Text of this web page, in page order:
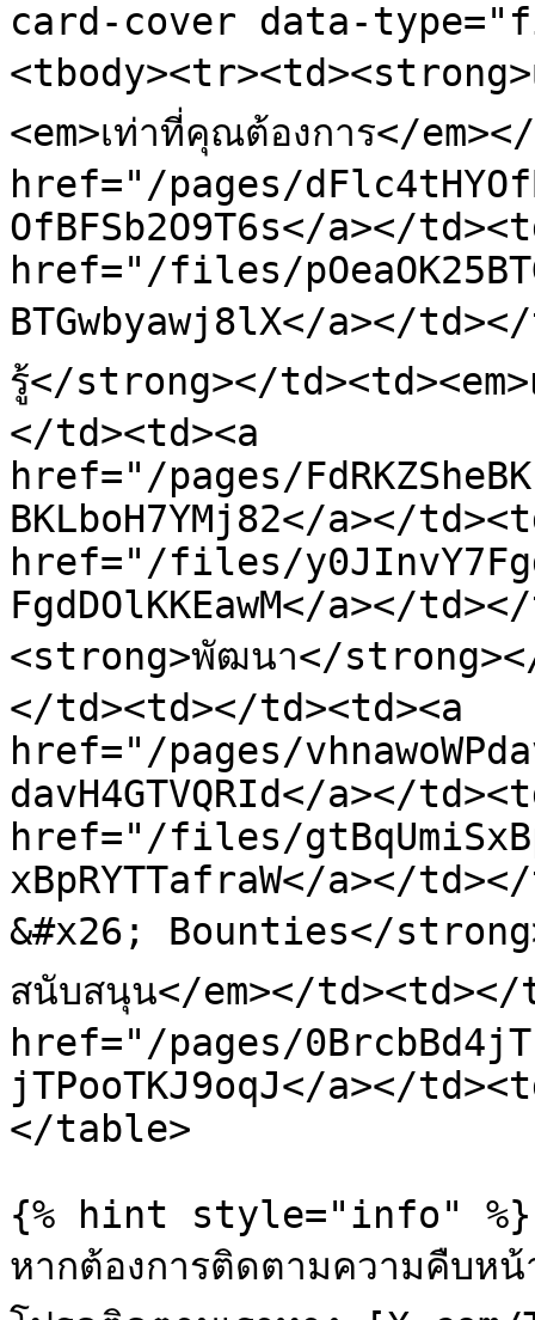
card-cover data-
<em>เท่าที่คุณต้องการ</
href="/pages/
OfBFSb2O9T6s</a></
href="/files/
BTGwbyawj8lX</a></
รู้</strong></
</td><td><a
href="/pages/
BKLboH7YMj82</a></
href="/files/
FgdDOlKKEawM</a></
<strong>พัฒนา</strong></
</td><td></td><td><a
href="/pages/
davH4GTVQRId</a></
href="/files/
xBpRYTTafraW</a></
&#x26; Bounties</
สนับสนุน</em></td><td></
href="/pages/
jTPooTKJ9oqJ</a></
</table>
{% hint style="info" %}
หากต้องการติดตามความคืบ